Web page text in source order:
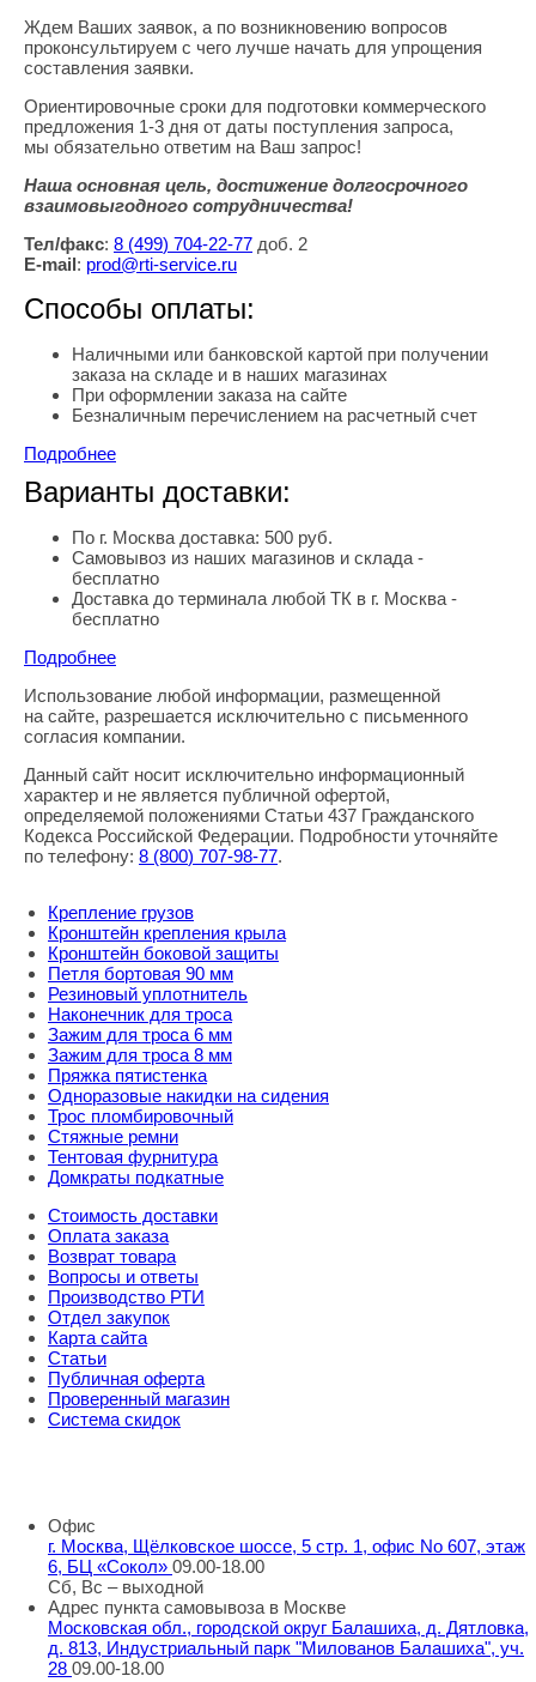
Ждем Ваших заявок, а по возникновению вопросов
проконсультируем с чего лучше начать для упрощения
составления заявки.
Ориентировочные сроки для подготовки коммерческого
предложения 1-3 дня от даты поступления запроса,
мы обязательно ответим на Ваш запрос!
Наша основная цель, достижение долгосрочного
взаимовыгодного сотрудничества!
Тел/факс: 8 (499) 704-22-77 доб. 2
E-mail: prod@rti-service.ru
Способы оплаты:
Наличными или банковской картой при получении
заказа на складе и в наших магазинах
При оформлении заказа на сайте
Безналичным перечислением на расчетный счет
Подробнее
Варианты доставки:
По г. Москва доставка: 500 руб.
Самовывоз из наших магазинов и склада -
бесплатно
Доставка до терминала любой ТК в г. Москва -
бесплатно
Подробнее
Правовая информация
Использование любой информации, размещенной
на сайте, разрешается исключительно с письменного
согласия компании.
Данный сайт носит исключительно информационный
характер и не является публичной офертой,
определяемой положениями Статьи 437 Гражданского
Кодекса Российской Федерации. Подробности уточняйте
по телефону: 8 (800) 707-98-77.
Крепление грузов
Кронштейн крепления крыла
Кронштейн боковой защиты
Петля бортовая 90 мм
Резиновый уплотнитель
Наконечник для троса
Зажим для троса 6 мм
Зажим для троса 8 мм
Пряжка пятистенка
Одноразовые накидки на сидения
Трос пломбировочный
Стяжные ремни
Тентовая фурнитура
Домкраты подкатные
Стоимость доставки
Оплата заказа
Возврат товара
Вопросы и ответы
Производство РТИ
Отдел закупок
Карта сайта
Статьи
Публичная оферта
Проверенный магазин
Система скидок
Офис
г. Москва, Щёлковское шоссе, 5 стр. 1, офис No 607, этаж
6, БЦ «Сокол» 09.00-18.00
Сб, Вс – выходной
Адрес пункта самовывоза в Москве
Московская обл., городской округ Балашиха, д. Дятловка,
д. 813, Индустриальный парк "Милованов Балашиха", уч.
28 09.00-18.00